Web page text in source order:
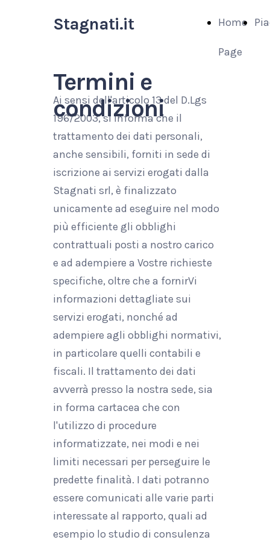
Home
Page
Stagnati.it
Termini e
condizioni
Ai sensi dell'articolo 13 del D.Lgs
196/2003, si informa che il
trattamento dei dati personali,
anche sensibili, forniti in sede di
iscrizione ai servizi erogati dalla
Stagnati srl, è finalizzato
unicamente ad eseguire nel modo
più efficiente gli obblighi
contrattuali posti a nostro carico
e ad adempiere a Vostre richieste
specifiche, oltre che a fornirVi
informazioni dettagliate sui
servizi erogati, nonché ad
adempiere agli obblighi normativi,
in particolare quelli contabili e
fiscali. Il trattamento dei dati
avverrà presso la nostra sede, sia
in forma cartacea che con
l'utilizzo di procedure
informatizzate, nei modi e nei
limiti necessari per perseguire le
predette finalità. I dati potranno
essere comunicati alle varie parti
interessate al rapporto, quali ad
esempio lo studio di consulenza